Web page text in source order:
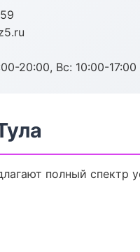
20:00, Вс: 10:00-17:00
полный спектр